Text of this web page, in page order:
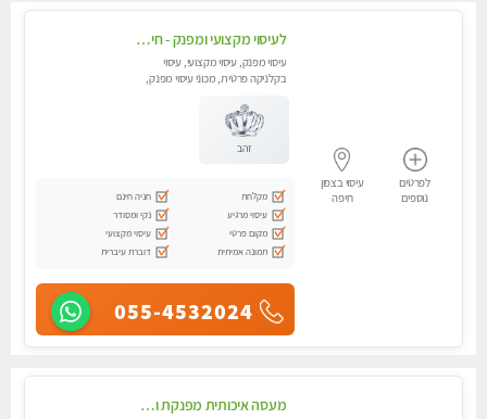
לפרטים
נוספים
עיסוי בצפון
חיפה
לעיסוי מקצועי ומפנק - חיפה באווירה נעימה ושקטה - טל - 054-4840029
עיסוי מפנק, עיסוי מקצועי, עיסוי
בקלניקה פרטית, מכוני עיסוי מפנק,
זהב
מקלחת
חניה חינם
עיסוי מרגיע
נקי ומסודר
מקום פרטי
עיסוי מקצועי
תמונה אמיתית
דוברת עיברית
055-4532024
מעסה איכותית מפנקת ומקצועית